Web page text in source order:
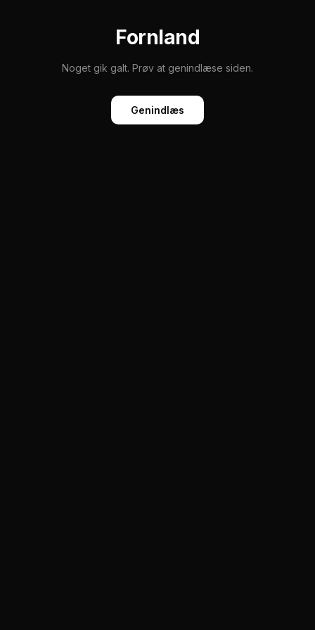
Fornland
Noget gik galt. Prøv at genindlæse siden.
Genindlæs